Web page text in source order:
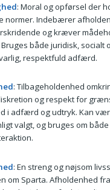
: Moral og opførsel der
normer. Indebærer
og kræver
både juridisk, socialt
respektfuld adfærd.
: Tilbageholdenhed
og respekt for
i adfærd og udtryk. Kan
valgt, og bruges om
: En streng og nøjsom
om Sparta. Afholdenhed